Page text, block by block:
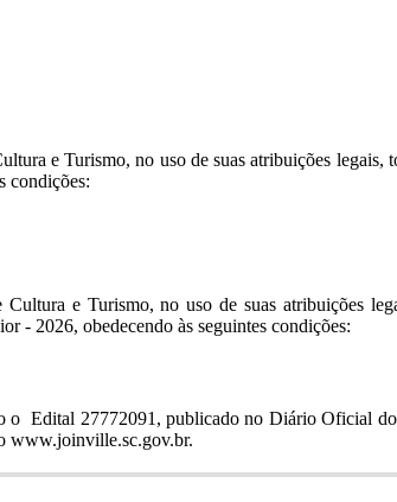
e Turismo, no uso de suas atribuições legais,
condições:
e Turismo, no uso de suas atribuições
- 2026, obedecendo às seguintes condições:
o Edital 27772091 , publicado no Diário Oficial
www.joinville.sc.gov.br.